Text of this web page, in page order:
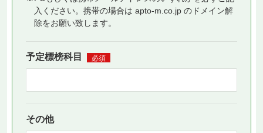
入ください。携帯の場合は apto-m.co.jp のドメイン解
除をお願い致します。
予定標榜科目 必須
その他